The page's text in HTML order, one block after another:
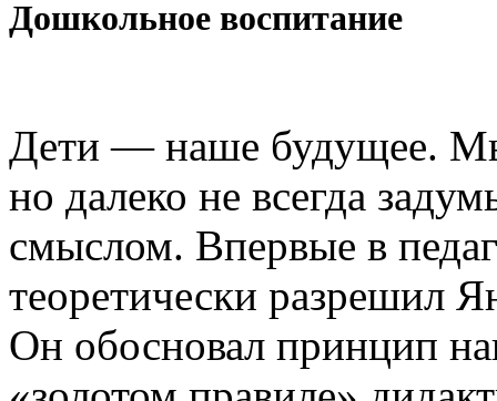
Дошкольное воспитание
Дети — наше будущее. Мы
но далеко не всегда
смыслом. Впервые в
теоретически разрешил
Он обосновал принцип